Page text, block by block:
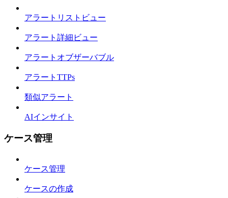
アラートリストビュー
アラート詳細ビュー
アラートオブザーバブル
アラートTTPs
類似アラート
AIインサイト
ケース管理
ケース管理
ケースの作成